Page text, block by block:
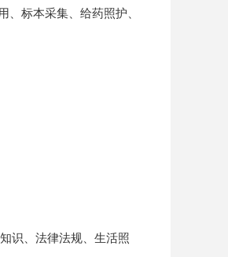
标本采集、给药照护、
识、法律法规、生活照